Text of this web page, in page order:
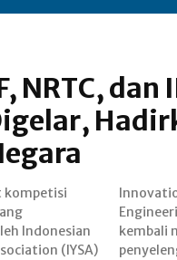
NRTC, dan
kompetisi
Indonesian
(IYSA)
Energy
yang sukses